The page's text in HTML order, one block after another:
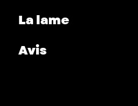
La lame
Avis